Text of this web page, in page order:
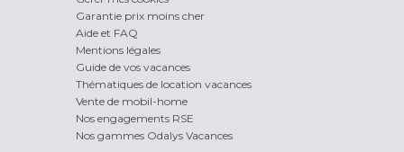
Garantie prix moins cher
Aide et FAQ
Mentions légales
Guide de vos vacances
Thématiques de location vacances
Vente de mobil-home
Nos engagements RSE
Nos gammes Odalys Vacances